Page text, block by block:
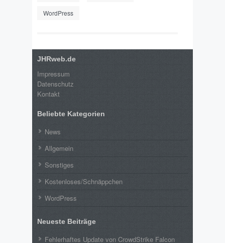
WordPress
JHRweb.de
Impressum
Datenschutz
Kontakt
Beliebte Kategorien
News
Allgemein
Sonstiges
Kostenloses/Schnäppchen
WordPress
Neueste Beiträge
Fehlerhaftes Update von CrowdStrike Falcon